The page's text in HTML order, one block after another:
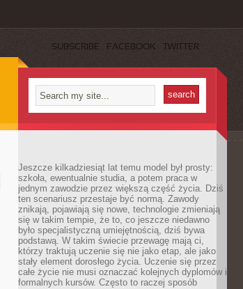
SUBSCRIBE FACEBOOK TWITTER
Jeszcze kilkadziesiąt lat temu model był prosty:
szkoła, ewentualnie studia, a potem praca w
jednym zawodzie przez większą część życia. Dziś
ten scenariusz przestaje być normą. Zawody
znikają, pojawiają się nowe, technologie zmieniają
się w takim tempie, że to, co jeszcze niedawno
było specjalistyczną umiejętnością, dziś bywa
podstawą. W takim świecie przewagę mają ci,
którzy traktują uczenie się nie jako etap, ale jako
stały element dorosłego życia. Uczenie się przez
całe życie nie musi oznaczać kolejnych dyplomów i
formalnych kursów. Często to raczej sposób